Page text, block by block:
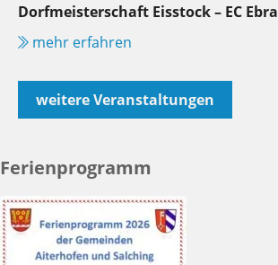
Dorfmeisterschaft Eisstock – EC Ebra
mehr erfahren
weitere Veranstaltungen
Ferienprogramm